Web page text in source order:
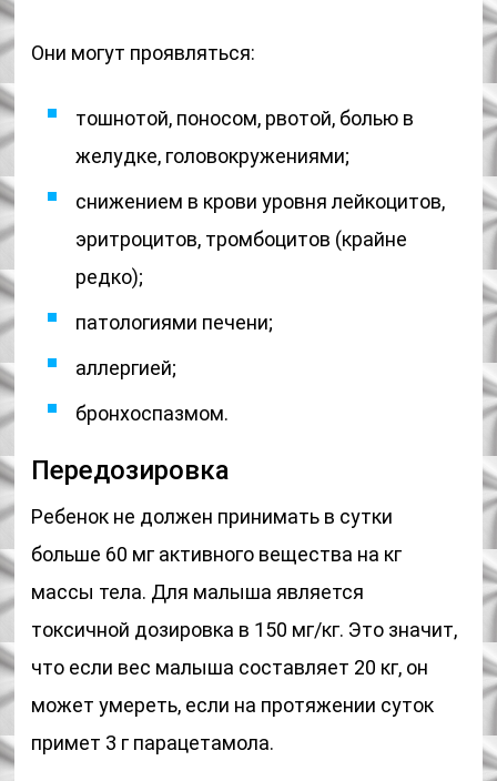
Они могут проявляться:
тошнотой, поносом, рвотой, болью в
желудке, головокружениями;
снижением в крови уровня лейкоцитов,
эритроцитов, тромбоцитов (крайне
редко);
патологиями печени;
аллергией;
бронхоспазмом.
Передозировка
Ребенок не должен принимать в сутки
больше 60 мг активного вещества на кг
массы тела. Для малыша является
токсичной дозировка в 150 мг/кг. Это значит,
что если вес малыша составляет 20 кг, он
может умереть, если на протяжении суток
примет 3 г парацетамола.